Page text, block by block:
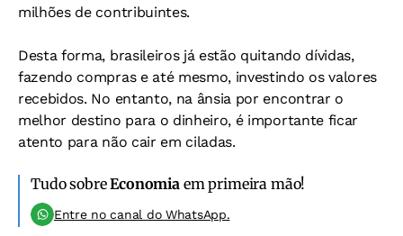
milhões de contribuintes.
Desta forma, brasileiros já estão quitando dívidas,
fazendo compras e até mesmo, investindo os valores
recebidos. No entanto, na ânsia por encontrar o
melhor destino para o dinheiro, é importante ficar
atento para não cair em ciladas.
Tudo sobreEconomiaem primeira mão!
Entre no canal do WhatsApp.